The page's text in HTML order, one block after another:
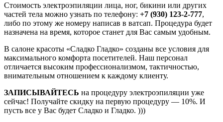
Стоимость электроэпиляции лица, ног, бикини или других
частей тела можно узнать по телефону: +7 (930) 123-2-777,
либо по этому же номеру написав в ватсап. Процедура будет
назначена на время, которое станет для Вас самым удобным.
В салоне красоты «Сладко Гладко» созданы все условия для
максимального комфорта посетителей. Наш персонал
отличается высоким профессионализмом, тактичностью,
внимательным отношением к каждому клиенту.
ЗАПИСЫВАЙТЕСЬ на процедуру электроэпиляции уже
сейчас! Получайте скидку на первую процедуру — 10%. И
пусть все у Вас будет Сладко и Гладко. )))